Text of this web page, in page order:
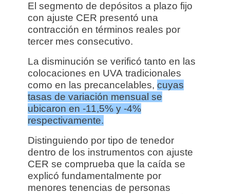
El segmento de depósitos a plazo fijo
con ajuste CER presentó una
contracción en términos reales por
tercer mes consecutivo.
La disminución se verificó tanto en las
colocaciones en UVA tradicionales
como en las precancelables, cuyas
tasas de variación mensual se
ubicaron en -11,5% y -4%
respectivamente.
Distinguiendo por tipo de tenedor
dentro de los instrumentos con ajuste
CER se comprueba que la caída se
explicó fundamentalmente por
menores tenencias de personas